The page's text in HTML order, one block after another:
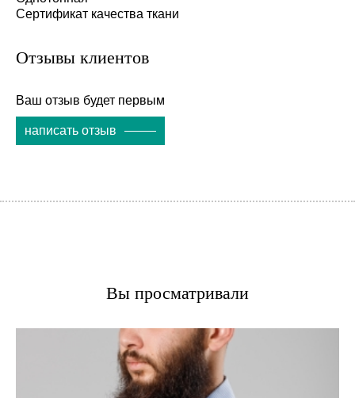
Сертификат качества ткани
Отзывы клиентов
Ваш отзыв будет первым
написать отзыв
Вы просматривали